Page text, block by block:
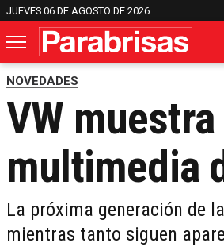
JUEVES 06 DE AGOSTO DE 2026
NOVEDADES
VW
multimedia
La próxima generación de
mientras tanto siguen